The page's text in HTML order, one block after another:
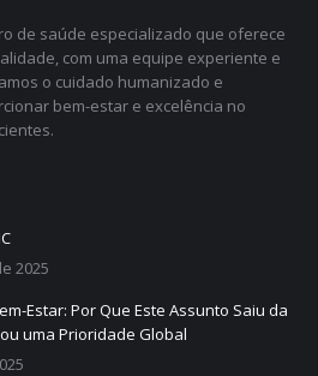
de saúde especializado que oferece
com uma equipe experiente e
o cuidado humanizado e
bem-estar e excelência no
2025
Estar: Por Que Este Assunto Saiu da
uma Prioridade Global